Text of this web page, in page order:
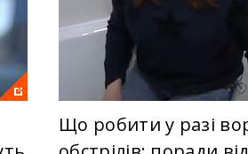
Що робити у разі